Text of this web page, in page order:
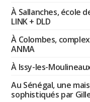
À Sallanches, école
LINK + DLD
À Colombes,
ANMA
À Issy-les-
Au Sénégal, une
sophistiqués par